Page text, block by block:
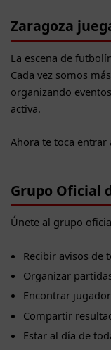
Zaragoza
La escena de
Cada vez somos
organizando
activa.
Ahora te toca entrar
Grupo Oficial
Únete al grupo
Recibir avisos de
Organizar
Encontrar
Compartir
Estar al día de